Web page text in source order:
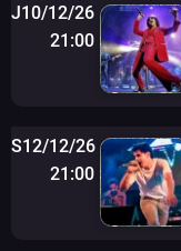
J10/12/26
21:00
S12/12/26
21:00